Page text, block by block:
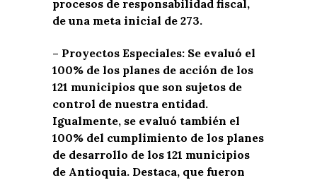
procesos de responsabilidad fiscal,
de una meta inicial de 273.
– Proyectos Especiales: Se evaluó el
100% de los planes de acción de los
121 municipios que son sujetos de
control de nuestra entidad.
Igualmente, se evaluó también el
100% del cumplimiento de los planes
de desarrollo de los 121 municipios
de Antioquia. Destaca, que fueron